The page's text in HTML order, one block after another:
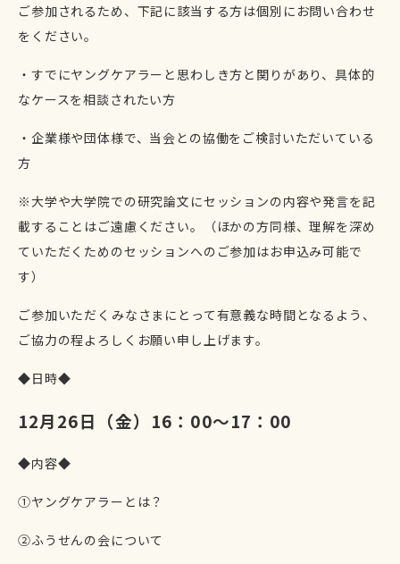
ご参加されるため、下記に該当する方は個別にお問い合わせ
をください。
・すでにヤングケアラーと思わしき方と関りがあり、具体的
なケースを相談されたい方
・企業様や団体様で、当会との協働をご検討いただいている
方
※大学や大学院での研究論文にセッションの内容や発言を記
載することはご遠慮ください。（ほかの方同様、理解を深め
ていただくためのセッションへのご参加はお申込み可能で
す）
ご参加いただくみなさまにとって有意義な時間となるよう、
ご協力の程よろしくお願い申し上げます。
◆日時◆
12月26日（金）16：00～17 ：00
◆内容◆
①ヤングケアラーとは？
②ふうせんの会について